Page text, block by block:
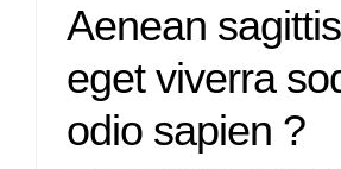
Aenean
eget viverra
odio sapien ?